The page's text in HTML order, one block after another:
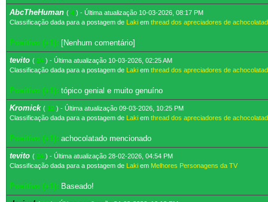
AbcTheHuman ( 4 ) - Última atualização 10-03-2026, 08:17 PM
Classificação dada para a postagem de Laki em thread dos apreciadores de
Positivo (+1): [Nenhum comentário]
tevito ( 24 ) - Última atualização 10-03-2026, 02:25 AM
Classificação dada para a postagem de Laki em thread dos apreciadores de
Positivo (+1): tópico genial e muito genuíno
Kromick ( 12 ) - Última atualização 09-03-2026, 10:25 PM
Classificação dada para a postagem de Laki em thread dos apreciadores de
Positivo (+1): achocolatado mencionado
tevito ( 24 ) - Última atualização 28-02-2026, 04:54 PM
Classificação dada para a postagem de Laki em Melhores Personagens da TV
Positivo (+1): Baseado!